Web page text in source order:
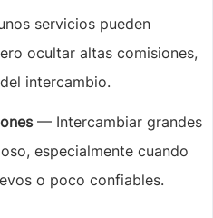
servicios pueden
ocultar altas comisiones,
intercambio.
— Intercambiar grandes
especialmente cuando
o poco confiables.